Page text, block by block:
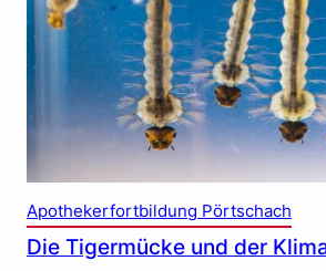
Apothekerfortbildung Pörtschach
Die Tigermücke und der